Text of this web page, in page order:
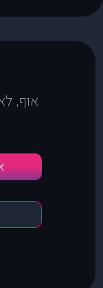
אוף,